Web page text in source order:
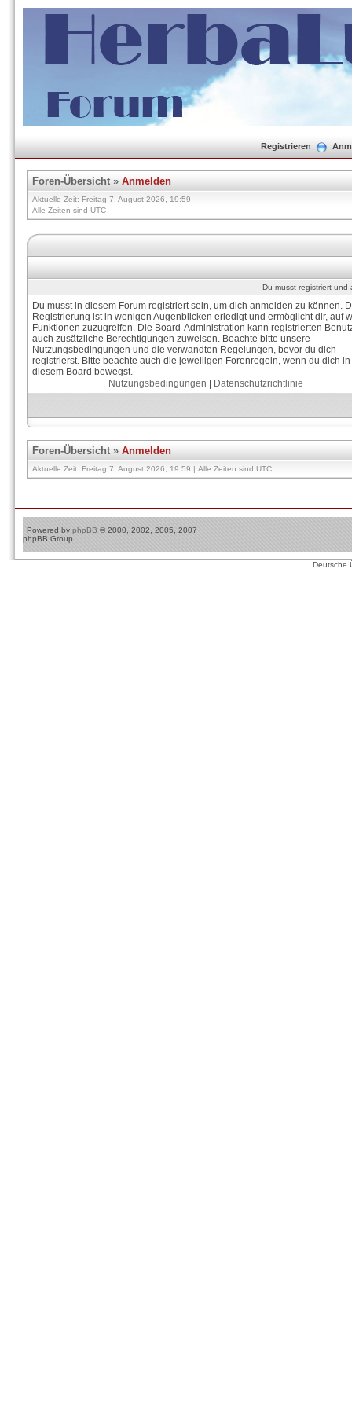
Registrieren
Foren-Übersicht» Anmelden
Aktuelle Zeit: Freitag 7. August 2026, 19:59
Alle Zeiten sind UTC
Du musst registriert
Du musst in diesem Forum registriert sein, um dich anmelden zu können.
Registrierung ist in wenigen Augenblicken erledigt und ermöglicht dir, auf
Funktionen zuzugreifen. Die Board-Administration kann registrierten
auch zusätzliche Berechtigungen zuweisen. Beachte bitte unsere
Nutzungsbedingungen und die verwandten Regelungen, bevor du dich
registrierst. Bitte beachte auch die jeweiligen Forenregeln, wenn du dich in
diesem Board bewegst.
Nutzungsbedingungen
Datenschutzrichtlinie
Foren-Übersicht» Anmelden
Aktuelle Zeit: Freitag 7. August 2026, 19:59 | Alle Zeiten sind UTC
Powered by phpBB © 2000, 2002, 2005, 2007
phpBB Group
Deutsche